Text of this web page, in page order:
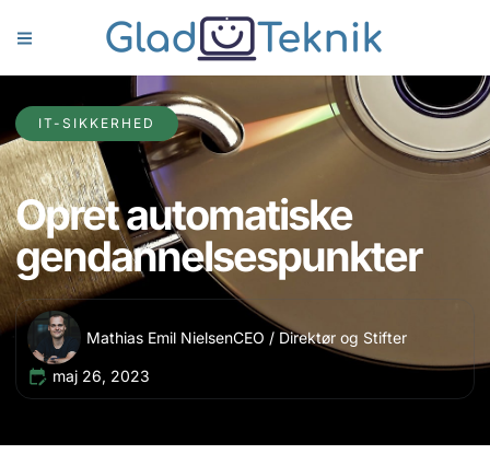
IT-SIKKERHED
Opret automatiske
gendannelsespunkter
Mathias Emil NielsenCEO / Direktør og Stifter
maj 26, 2023